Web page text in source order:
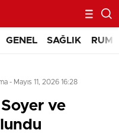
GENEL SAĞLIK RUM
- Mayıs 11, 2026 16:28
ve